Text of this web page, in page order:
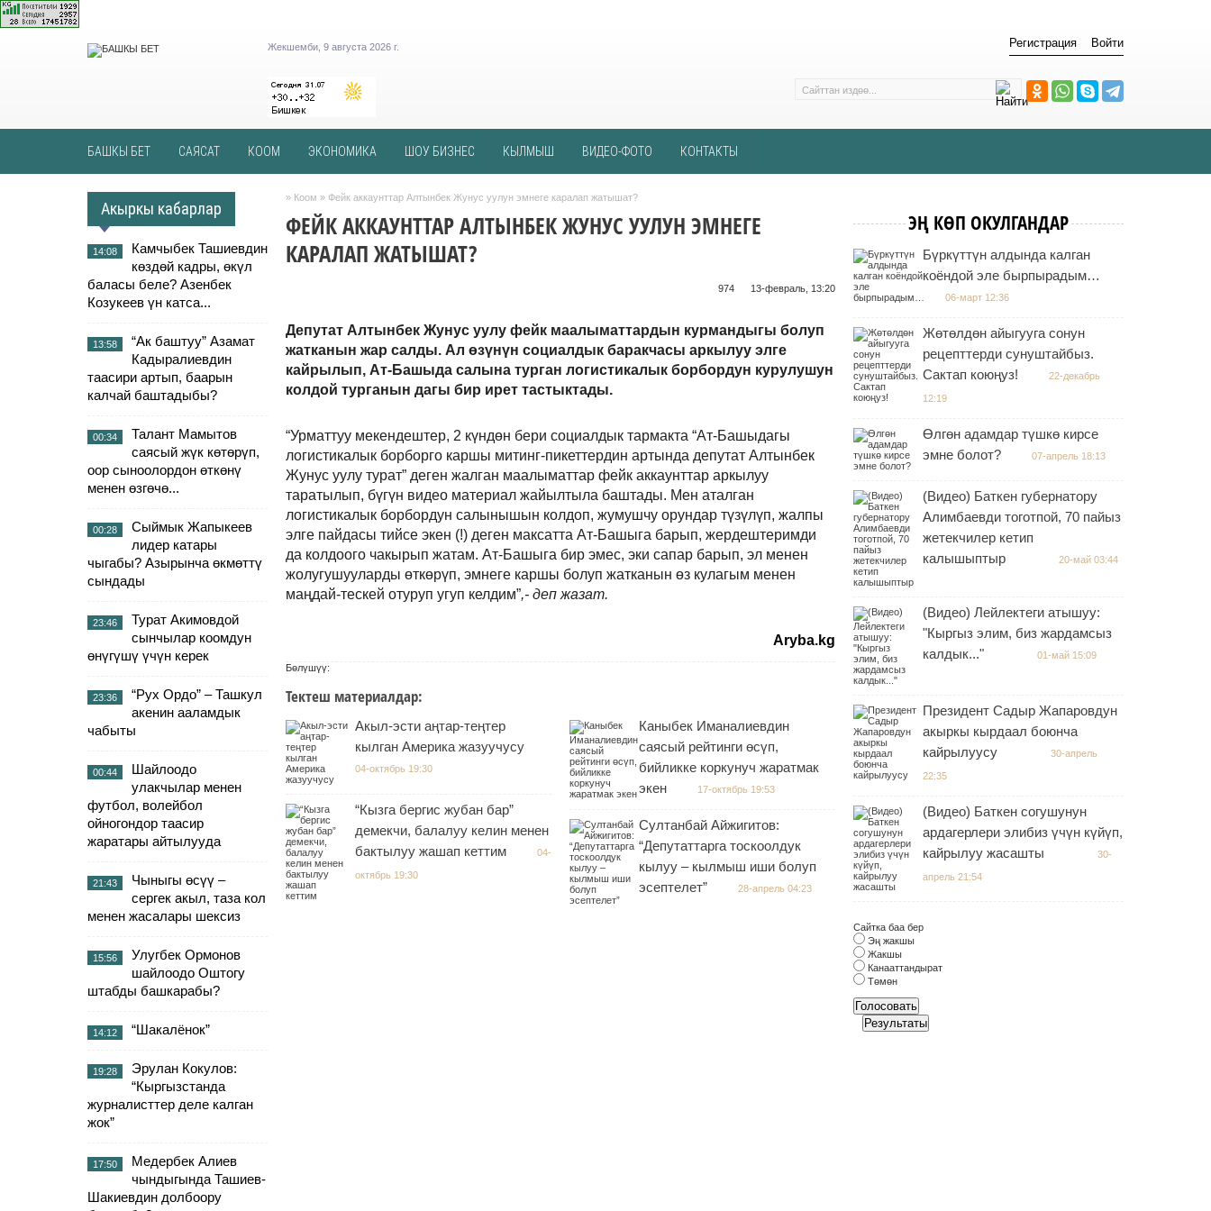
Жекшемби, 9 августа 2026 г. Регистрация Войти
БАШКЫ БЕТ САЯСАТ КООМ ЭКОНОМИКА ШОУ БИЗНЕС КЫЛМЫШ ВИДЕО-ФОТО КОНТАКТЫ
Акыркы кабарлар
14:08
Камчыбек Ташиевдин
көздөй кадры, өкүл
баласы беле? Азенбек
Козукеев үн катса...
13:58
“Ак баштуу” Азамат
Кадыралиевдин
таасири артып, баарын
калчай баштадыбы?
00:34
Талант Мамытов
саясый жүк көтөрүп,
оор сыноолордон өткөнү
менен өзгөчө...
00:28
Сыймык Жапыкеев
лидер катары
чыгабы? Азырынча өкмөттү
сындады
23:46
Турат Акимовдой
сынчылар коомдун
өнүгүшү үчүн керек
23:36
“Рух Ордо” – Ташкул
акенин ааламдык
чабыты
00:44
Шайлоодо
улакчылар менен
футбол, волейбол
ойногондор таасир
жаратары айтылууда
21:43
Чыныгы өсүү –
сергек акыл, таза кол
менен жасалары шексиз
15:56
Улугбек Ормонов
шайлоодо Оштогу
штабды башкарабы?
14:12 “Шакалёнок”
19:28
Эрулан Кокулов:
“Кыргызстанда
журналисттер деле калган
жок”
17:50
Медербек Алиев
чындыгында Ташиев-
Шакиевдин долбоору
» Коом » Фейк аккаунттар Алтынбек Жунус уулун эмнеге каралап жатышат?
ФЕЙК АККАУНТТАР АЛТЫНБЕК ЖУНУС УУЛУН ЭМНЕГЕ
КАРАЛАП ЖАТЫШАТ?
13-февраль, 13:20
974 ᠌ ᠌ ᠌ ᠌᠌ ᠌ ᠌᠌
Депутат Алтынбек Жунус уулу фейк маалыматтардын курмандыгы болуп
жатканын жар салды. Ал өзүнүн социалдык баракчасы аркылуу элге
кайрылып, Ат-Башыда салына турган логистикалык борбордун курулушун
колдой турганын дагы бир ирет тастыктады.
“Урматтуу мекендештер, 2 күндөн бери социалдык тармакта “Ат-Башыдагы
логистикалык борборго каршы митинг-пикеттердин артында депутат Алтынбек
Жунус уулу турат” деген жалган маалыматтар фейк аккаунттар аркылуу
таратылып, бүгүн видео материал жайылтыла баштады. Мен аталган
логистикалык борбордун салынышын колдоп, жумушчу орундар түзүлүп, жалпы
элге пайдасы тийсе экен (!) деген максатта Ат-Башыга барып, жердештеримди
да колдоого чакырып жатам. Ат-Башыга бир эмес, эки сапар барып, эл менен
жолугушууларды өткөрүп, эмнеге каршы болуп жатканын өз кулагым менен
маңдай-тескей отуруп угуп келдим”,- деп жазат.
Aryba.kg
Бөлүшүү:
Тектеш материалдар:
Акыл-эсти аңтар-теңтер
кылган Америка жазуучусу
04-октябрь 19:30
“Кызга бергис жубан бар”
демекчи, балалуу келин менен
бактылуу жашап кеттим
04-
октябрь 19:30
Каныбек Иманалиевдин
саясый рейтинги өсүп,
бийликке коркунуч жаратмак
экен
17-октябрь 19:53
Cултанбай Айжигитов:
“Депутаттарга тоскоолдук
кылуу – кылмыш иши болуп
эсептелет”
28-апрель 04:23
ЭҢ КӨП ОКУЛГАНДАР
Бүркүттүн алдында калган
коёндой эле бырпырадым…
06-март 12:36
Жөтөлдөн айыгууга сонун
рецепттерди сунуштайбыз.
Сактап коюңуз!
22-декабрь
12:19
Өлгөн адамдар түшкө кирсе
эмне болот?
07-апрель 18:13
(Видео) Баткен губернатору
Алимбаевди тоготпой, 70 пайыз
жетекчилер кетип
калышыптыр
20-май 03:44
(Видео) Лейлектеги атышуу:
"Кыргыз элим, биз жардамсыз
калдык..."
01-май 15:09
Президент Садыр Жапаровдун
акыркы кырдаал боюнча
кайрылуусу
30-апрель
22:35
(Видео) Баткен согушунун
ардагерлери элибиз үчүн күйүп,
кайрылуу жасашты
30-
апрель 21:54
Сайтка баа бер
Эң жакшы
Жакшы
Канааттандырат
Төмөн
Голосовать
Результаты